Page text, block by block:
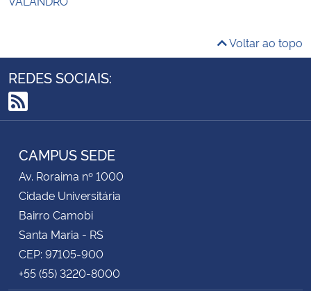
Voltar ao topo
REDES SOCIAIS:
RSS
CAMPUS SEDE
Av. Roraima nº 1000
Cidade Universitária
Bairro Camobi
Santa Maria - RS
CEP: 97105-900
+55 (55) 3220-8000